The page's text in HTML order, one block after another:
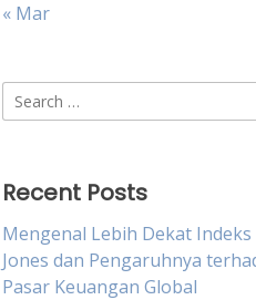
« Mar
Search
for:
Recent Posts
Mengenal Lebih Dekat Indeks
Jones dan Pengaruhnya
Pasar Keuangan Global